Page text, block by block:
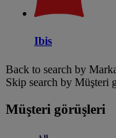
Ibis
Back to search by
Skip search by Müşteri
Müşteri görüşleri